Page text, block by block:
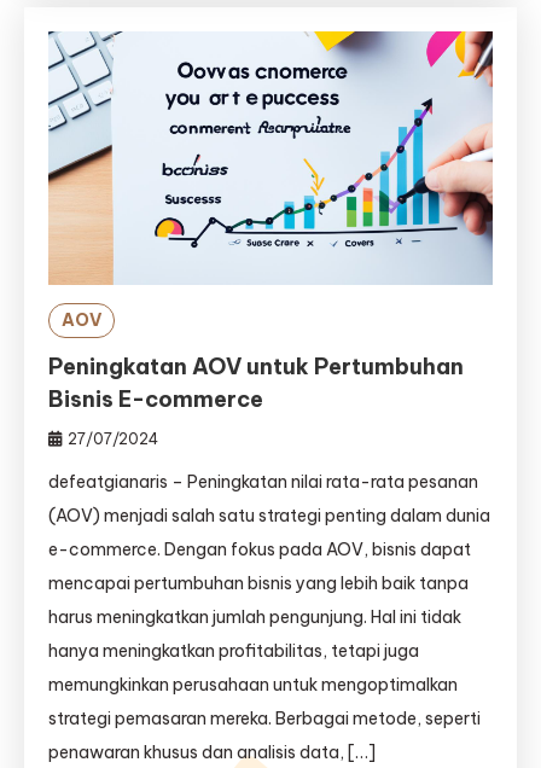
AOV
Peningkatan AOV untuk Pertumbuhan
Bisnis E-commerce
27/07/2024
defeatgianaris – Peningkatan nilai rata-rata pesanan
(AOV) menjadi salah satu strategi penting dalam dunia
e-commerce. Dengan fokus pada AOV, bisnis dapat
mencapai pertumbuhan bisnis yang lebih baik tanpa
harus meningkatkan jumlah pengunjung. Hal ini tidak
hanya meningkatkan profitabilitas, tetapi juga
memungkinkan perusahaan untuk mengoptimalkan
strategi pemasaran mereka. Berbagai metode, seperti
penawaran khusus dan analisis data, […]